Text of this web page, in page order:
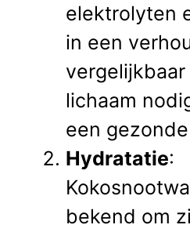
elektrolyten
in een
lichaam
een
Hydratatie:
bekend om